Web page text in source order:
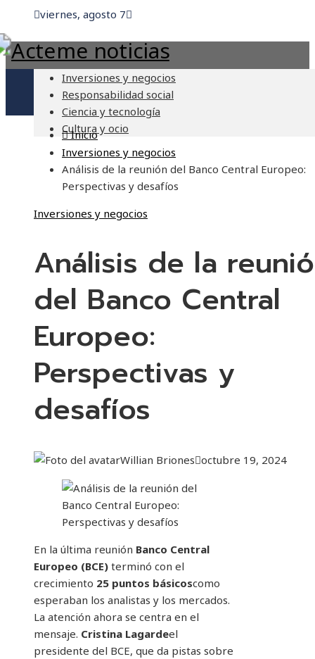
viernes, agosto 7
Inversiones y negocios
Responsabilidad social
Ciencia y tecnología
Cultura y ocio
Inicio
Inversiones y negocios
Análisis de la reunión del Banco Central Europeo:
Perspectivas y desafíos
Inversiones y negocios
Análisis de la
del Banco Central
Europeo:
Perspectivas y
desafíos
Willian Briones octubre 19, 2024
En la última reunión Banco Central
Europeo (BCE) terminó con el
crecimiento 25 puntos básicoscomo
esperaban los analistas y los mercados.
La atención ahora se centra en el
mensaje. Cristina Lagardeel
presidente del BCE, que da pistas sobre